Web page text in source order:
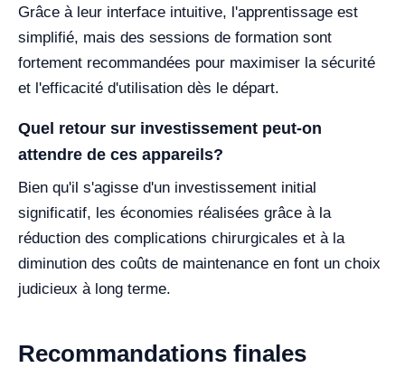
Grâce à leur interface intuitive, l'apprentissage est
simplifié, mais des sessions de formation sont
fortement recommandées pour maximiser la sécurité
et l'efficacité d'utilisation dès le départ.
Quel retour sur investissement peut-on
attendre de ces appareils?
Bien qu'il s'agisse d'un investissement initial
significatif, les économies réalisées grâce à la
réduction des complications chirurgicales et à la
diminution des coûts de maintenance en font un choix
judicieux à long terme.
Recommandations finales